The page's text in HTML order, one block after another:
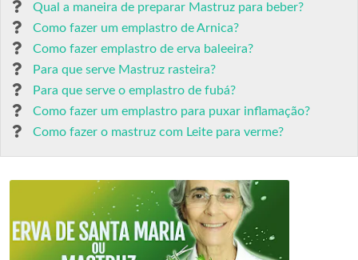
Qual a maneira de preparar Mastruz para beber?
Como fazer um emplastro de Arnica?
Como fazer emplastro de erva baleeira?
Para que serve Mastruz rasteira?
Para que serve o emplastro de fubá?
Como fazer um emplastro para puxar inflamação?
Como fazer o mastruz com Leite para verme?